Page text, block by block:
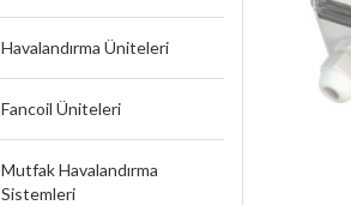
Havalandırma Üniteleri
Fancoil Üniteleri
Mutfak Havalandırma
Sistemleri